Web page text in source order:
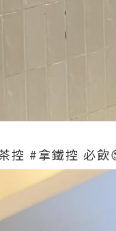
控 #拿鐵控 必飲